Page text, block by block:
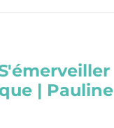
| Pauline